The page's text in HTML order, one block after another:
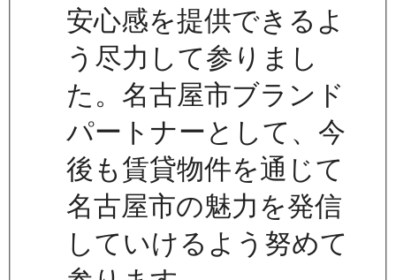
安心感を提供できるよ
う尽力して参りまし
た。名古屋市ブランド
パートナーとして、今
後も賃貸物件を通じて
名古屋市の魅力を発信
していけるよう努めて